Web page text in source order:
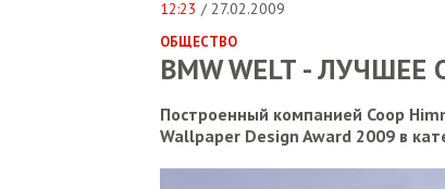
12:23 / 27.02.2009
ОБЩЕСТВО
BMW WELT -
Построенный компанией Coop
Wallpaper Design Award 2009 в